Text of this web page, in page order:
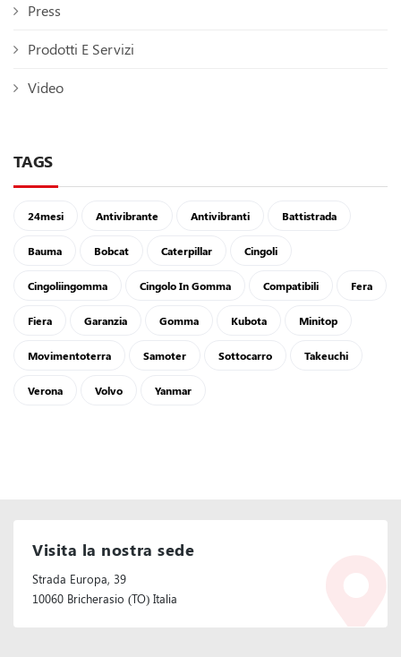
Press
Prodotti E Servizi
Video
TAGS
24mesi Antivibrante Antivibranti Battistrada
Bauma Bobcat Caterpillar Cingoli
Cingoliingomma Cingolo In Gomma Compatibili Fera
Fiera Garanzia Gomma Kubota Minitop
Movimentoterra Samoter Sottocarro Takeuchi
Verona Volvo Yanmar
Visita la nostra sede
Strada Europa, 39
10060 Bricherasio (TO) Italia